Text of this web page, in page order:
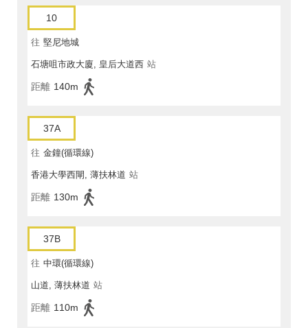
10
往 堅尼地城
石塘咀市政大廈, 皇后大道西 站
距離 140m
37A
往 金鐘(循環線)
香港大學西閘, 薄扶林道 站
距離 130m
37B
往 中環(循環線)
山道, 薄扶林道 站
距離 110m